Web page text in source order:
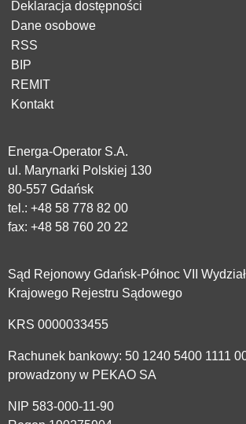
Deklaracja dostępności
Dane osobowe
RSS
BIP
REMIT
Kontakt
Energa-Operator S.A.
ul. Marynarki Polskiej 130
80-557 Gdańsk
tel.: +48 58 778 82 00
fax: +48 58 760 20 22
Sąd Rejonowy Gdańsk-Północ VII
Krajowego Rejestru Sądowego
KRS 0000033455
Rachunek bankowy: 50 1240 5400 1111
prowadzony w PEKAO SA
NIP 583-000-11-90